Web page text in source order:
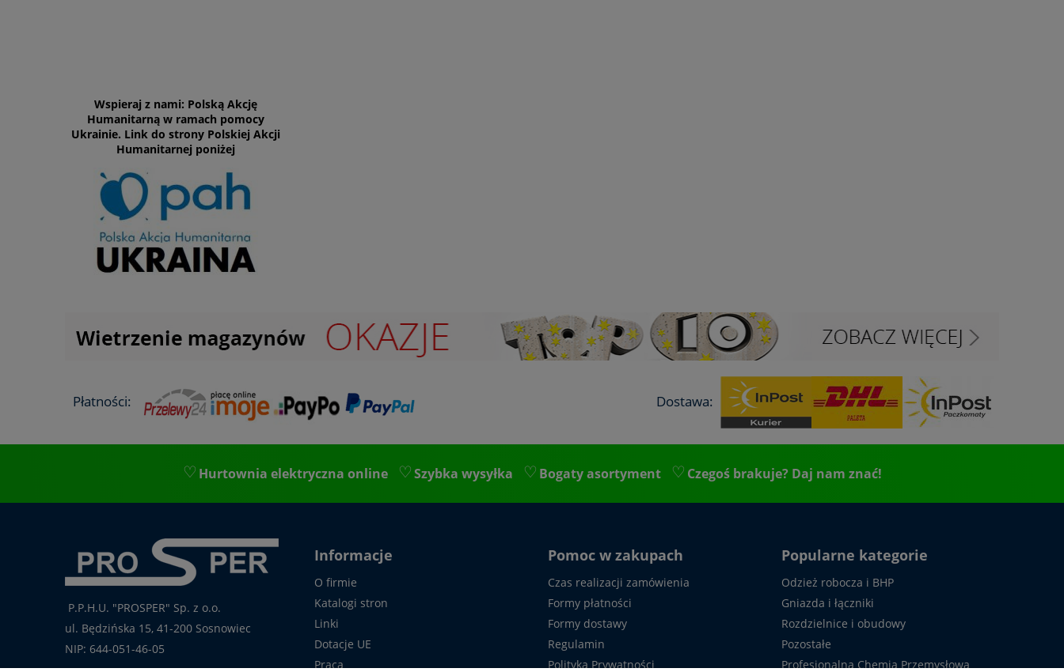
Wspieraj z nami: Polską Akcję
Humanitarną w ramach pomocy
Ukrainie. Link do strony Polskiej Akcji
Humanitarnej poniżej
Płatności: Dostawa:
Hurtownia elektryczna online Szybka wysyłka Bogaty asortyment Czegoś brakuje? Daj nam znać!
P.P.H.U. "PROSPER" Sp. z o.o.
ul. Będzińska 15, 41-200 Sosnowiec
NIP: 644-051-46-05
Informacje
O firmie
Katalogi stron
Linki
Dotacje UE
Praca
Pomoc w zakupach
Czas realizacji zamówienia
Formy płatności
Formy dostawy
Regulamin
Polityka Prywatności
Popularne kategorie
Odzież robocza i BHP
Gniazda i łączniki
Rozdzielnice i obudowy
Pozostałe
Profesjonalna Chemia Przemysłowa